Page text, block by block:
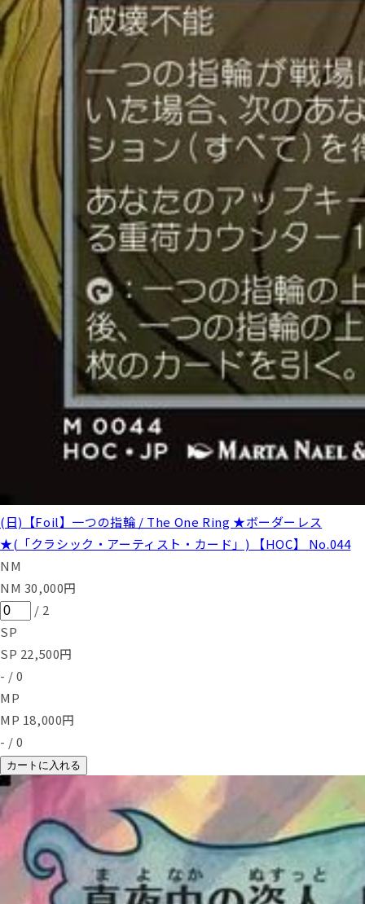
(日)【Foil】一つの指輪 / The One Ring ★ボーダーレス
★(「クラシック・アーティスト・カード」) 【HOC】 No.044
NM
NM 30,000円
/ 2
SP
SP 22,500円
- / 0
MP
MP 18,000円
- / 0
カートに入れる